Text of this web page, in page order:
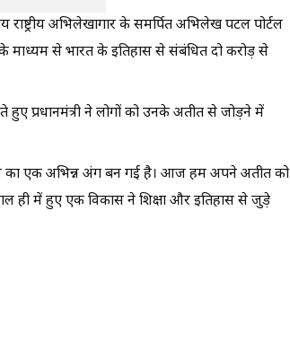
राष्ट्रीय अभिलेखागार के समर्पित अभिलेख पटल पोर्टल
माध्यम से भारत के इतिहास से संबंधित दो करोड़ से
प्रधानमंत्री ने लोगों को उनके अतीत से जोड़ने में
का एक अभिन्न अंग बन गई है। आज हम अपने अतीत को
ही में हुए एक विकास ने शिक्षा और इतिहास से जुड़े